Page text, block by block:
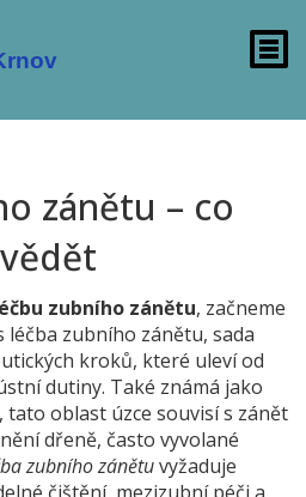
zánětu – co
zubního zánětu, začneme
léčba zubního zánětu, sada
kroků, které uleví od
dutiny. Také známá jako
, tato oblast úzce souvisí s zánět
dřeně, často vyvolané
zubního zánětuvyžaduje